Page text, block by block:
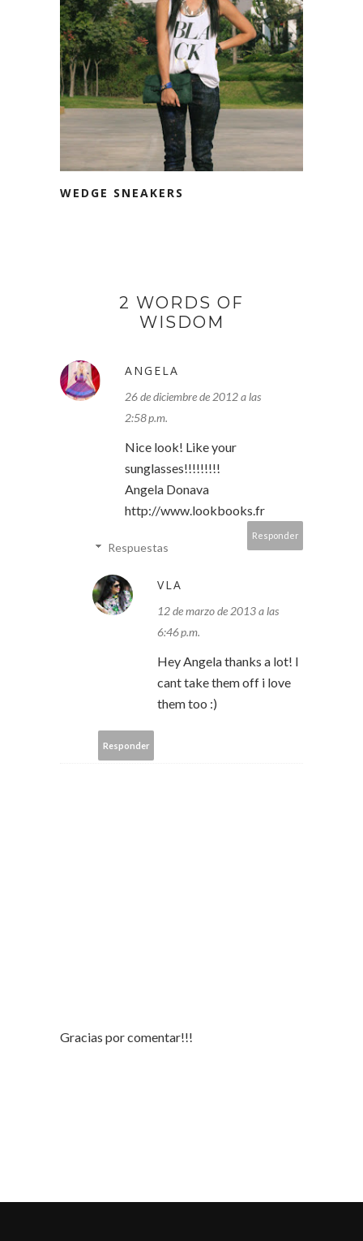
WEDGE SNEAKERS
2 WORDS OF
WISDOM
ANGELA
26 de diciembre de 2012 a las
2:58 p.m.
Nice look! Like your
sunglasses!!!!!!!!!
Angela Donava
http://www.lookbooks.fr
Responder
Respuestas
VLA
12 de marzo de 2013 a las
6:46 p.m.
Hey Angela thanks a lot! I
cant take them off i love
them too :)
Responder
Gracias por comentar!!!